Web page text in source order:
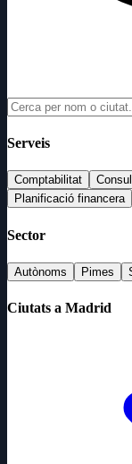
Serveis
Comptabilitat
Planificació financera
Sector
Autònoms Pimes
Ciutats a Madrid